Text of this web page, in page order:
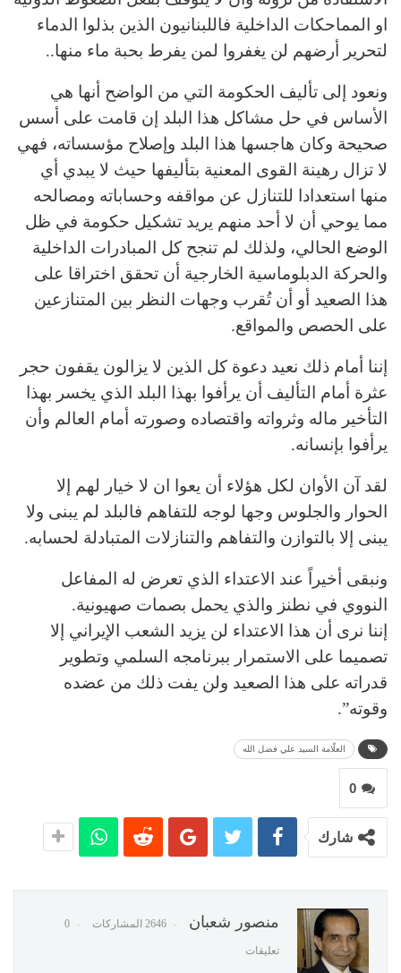
او المماحكات الداخلية فاللبنانيون الذين بذلوا الدماء
لتحرير أرضهم لن يغفروا لمن يفرط بحبة ماء منها..
ونعود إلى تأليف الحكومة التي من الواضح أنها هي
الأساس في حل مشاكل هذا البلد إن قامت على أسس
صحيحة وكان هاجسها هذا البلد وإصلاح مؤسساته، فهي
لا تزال رهينة القوى المعنية بتأليفها حيث لا يبدي أي
منها استعدادا للتنازل عن مواقفه وحساباته ومصالحه
مما يوحي أن لا أحد منهم يريد تشكيل حكومة في ظل
الوضع الحالي، ولذلك لم تنجح كل المبادرات الداخلية
والحركة الدبلوماسية الخارجية أن تحقق اختراقا على
هذا الصعيد أو أن تُقرب وجهات النظر بين المتنازعين
على الحصص والمواقع.
إننا أمام ذلك نعيد دعوة كل الذين لا يزالون يقفون حجر
عثرة أمام التأليف أن يرأفوا بهذا البلد الذي يخسر بهذا
التأخير ماله وثرواته واقتصاده وصورته أمام العالم وأن
يرأفوا بإنسانه.
لقد آن الأوان لكل هؤلاء أن يعوا ان لا خيار لهم إلا
الحوار والجلوس وجها لوجه للتفاهم فالبلد لم يبنى ولا
يبنى إلا بالتوازن والتفاهم والتنازلات المتبادلة لحسابه.
ونبقى أخيراً عند الاعتداء الذي تعرض له المفاعل
النووي في نطنز والذي يحمل بصمات صهيونية.
إننا نرى أن هذا الاعتداء لن يزيد الشعب الإيراني إلا
تصميما على الاستمرار ببرنامجه السلمي وتطوير
قدراته على هذا الصعيد ولن يفت ذلك من عضده
وقوته”.
العلّامة السيد علي فضل الله
0
شارك
منصور شعبان 2646 المشاركات 0
تعليقات